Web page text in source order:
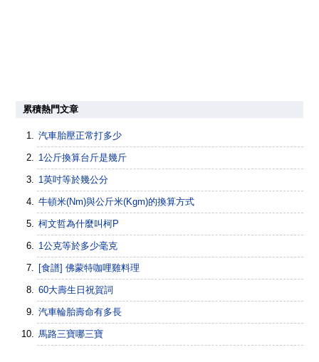
累積熱門文章
汽車胎壓正常打多少
1公斤換算台斤是幾斤
1英吋等於幾公分
牛頓米(Nm)與公斤米(Kgm)的換算方式
柯文哲為什麼叫柯P
1公克等於多少毫克
[食譜] 佛蒙特咖哩雞料理
60大壽生日祝賀詞
汽車輪胎壽命有多長
馬路三寶哪三寶